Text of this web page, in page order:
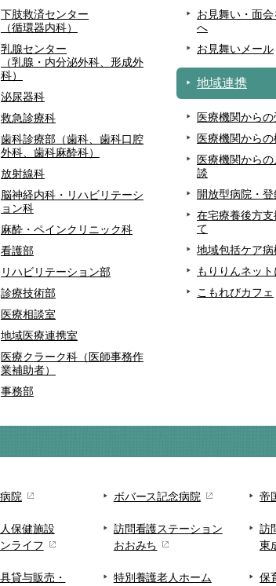
下肢救済センター
（循環器内科）
乳腺センター
（乳腺・内分泌外科、形成外
科）
泌尿器科
救急診療科
歯科診療部（歯科、歯科口腔
外科、歯科麻酔科）
放射線科
脳神経内科・リハビリテーシ
ョン科
麻酔・ペインクリニック科
看護部
リハビリテーション部
診療技術部
医療相談室
地域医療連携室
医療クラーク科（医師事務作
業補助者）
事務部
お見舞い・面
へ
お見舞いメール
地域連携
医療機関から
医療機関から
医療機関から
談
開放型病院・
在宅療養後方
て
地域包括ケア
もりりんネッ
こもれびカフェ
院 ボバース記念病院 帝
保健施設
ライフ
訪問看護ステーション
おおみち
訪
東
貸与販売・
特別養護老人ホーム
保